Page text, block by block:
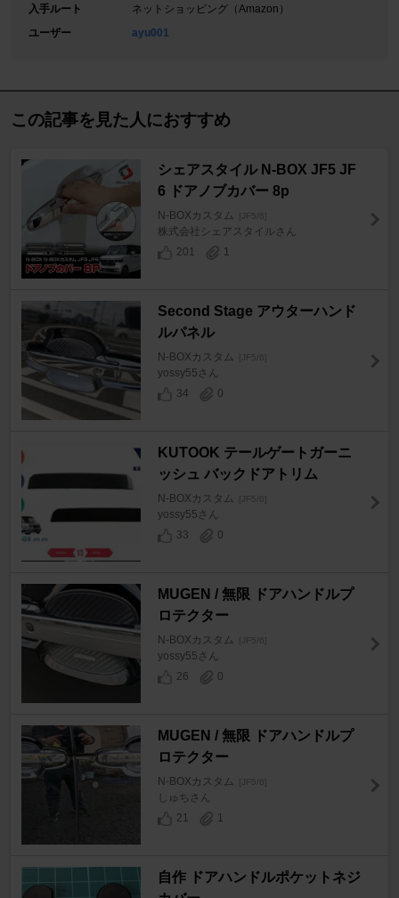
入手ルート
ネットショッピング（Amazon）
ユーザー
ayu001
この記事を見た人におすすめ
シェアスタイル N-BOX JF5 JF
6 ドアノブカバー 8p
N-BOXカスタム [JF5/6]
株式会社シェアスタイルさん
201
1
Second Stage アウターハンド
ルパネル
N-BOXカスタム [JF5/6]
yossy55さん
34
0
KUTOOK テールゲートガーニ
ッシュ バックドアトリム
N-BOXカスタム [JF5/6]
yossy55さん
33
0
MUGEN / 無限 ドアハンドルプ
ロテクター
N-BOXカスタム [JF5/6]
yossy55さん
26
0
MUGEN / 無限 ドアハンドルプ
ロテクター
N-BOXカスタム [JF5/6]
しゅちさん
21
1
自作 ドアハンドルポケットネジ